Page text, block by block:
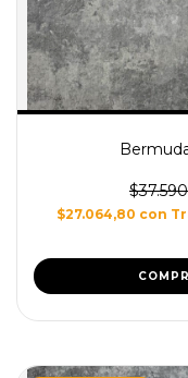
$27.064,80 con